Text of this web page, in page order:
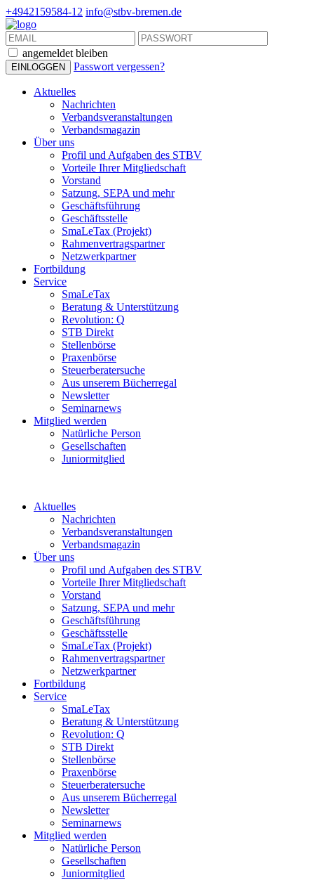
+4942159584-12 info@stbv-bremen.de
angemeldet bleiben
Passwort vergessen?
Aktuelles
Nachrichten
Verbandsveranstaltungen
Verbandsmagazin
Über uns
Profil und Aufgaben des STBV
Vorteile Ihrer Mitgliedschaft
Vorstand
Satzung, SEPA und mehr
Geschäftsführung
Geschäftsstelle
SmaLeTax (Projekt)
Rahmenvertragspartner
Netzwerkpartner
Fortbildung
Service
SmaLeTax
Beratung & Unterstützung
Revolution: Q
STB Direkt
Stellenbörse
Praxenbörse
Steuerberatersuche
Aus unserem Bücherregal
Newsletter
Seminarnews
Mitglied werden
Natürliche Person
Gesellschaften
Juniormitglied
Aktuelles
Nachrichten
Verbandsveranstaltungen
Verbandsmagazin
Über uns
Profil und Aufgaben des STBV
Vorteile Ihrer Mitgliedschaft
Vorstand
Satzung, SEPA und mehr
Geschäftsführung
Geschäftsstelle
SmaLeTax (Projekt)
Rahmenvertragspartner
Netzwerkpartner
Fortbildung
Service
SmaLeTax
Beratung & Unterstützung
Revolution: Q
STB Direkt
Stellenbörse
Praxenbörse
Steuerberatersuche
Aus unserem Bücherregal
Newsletter
Seminarnews
Mitglied werden
Natürliche Person
Gesellschaften
Juniormitglied